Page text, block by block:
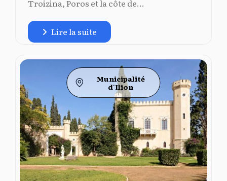
Troizina, Poros et la côte de...
Lire la suite
Municipalité
d'Ilion